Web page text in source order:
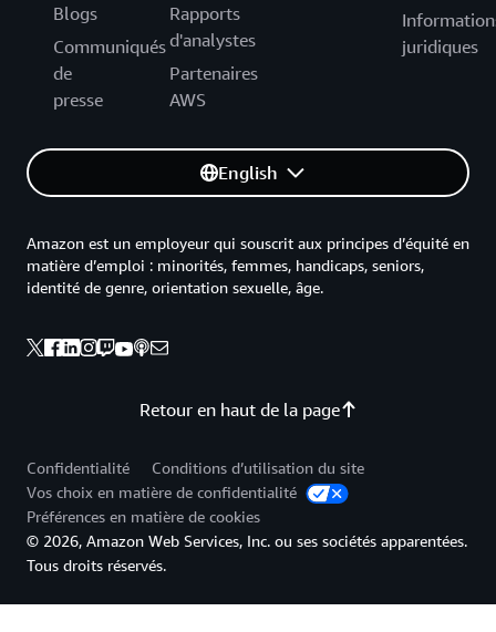
Blogs
Communiqués
de
presse
Rapports
d'analystes
Partenaires
AWS
juridiques
English
Retour en haut de la page
Amazon est un employeur qui souscrit aux principes d’équité en
matière d’emploi : minorités, femmes, handicaps, seniors,
identité de genre, orientation sexuelle, âge.
Confidentialité
Conditions d’utilisation du site
Vos choix en matière de confidentialité
Préférences en matière de cookies
© 2026, Amazon Web Services, Inc. ou ses sociétés apparentées.
Tous droits réservés.